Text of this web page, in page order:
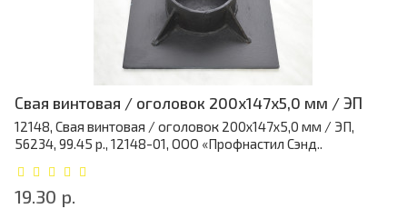
Свая винтовая / оголовок 200x147x5,0 мм / ЭП
12148, Свая винтовая / оголовок 200x147x5,0 мм / ЭП,
56234, 99.45 р., 12148-01, ООО «Профнастил Сэнд..
19.30 р.